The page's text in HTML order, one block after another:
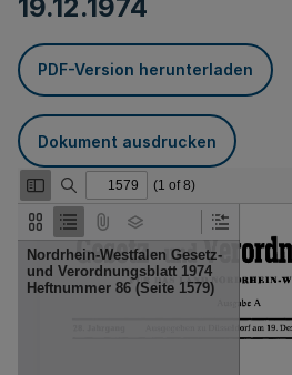
19.12.1974
PDF-Version herunterladen
Dokument ausdrucken